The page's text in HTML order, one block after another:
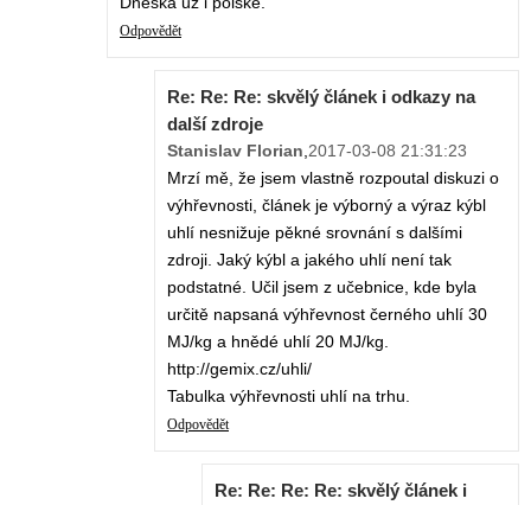
Odpovědět
Re: Re: Re: skvělý článek i odkazy na
další zdroje
Stanislav Florian 2017-03-08 21:31:23
Mrzí mě, že jsem vlastně rozpoutal diskuzi o
výhřevnosti, článek je výborný a výraz kýbl
uhlí nesnižuje pěkné srovnání s dalšími
zdroji. Jaký kýbl a jakého uhlí není tak
podstatné. Učil jsem z učebnice, kde byla
určitě napsaná výhřevnost černého uhlí 30
MJ/kg a hnědé uhlí 20 MJ/kg.
http://gemix.cz/uhli/
Tabulka výhřevnosti uhlí na trhu.
Odpovědět
Re: Re: Re: Re: skvělý článek i